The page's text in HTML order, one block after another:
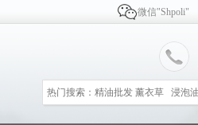
微信"Shpoli"